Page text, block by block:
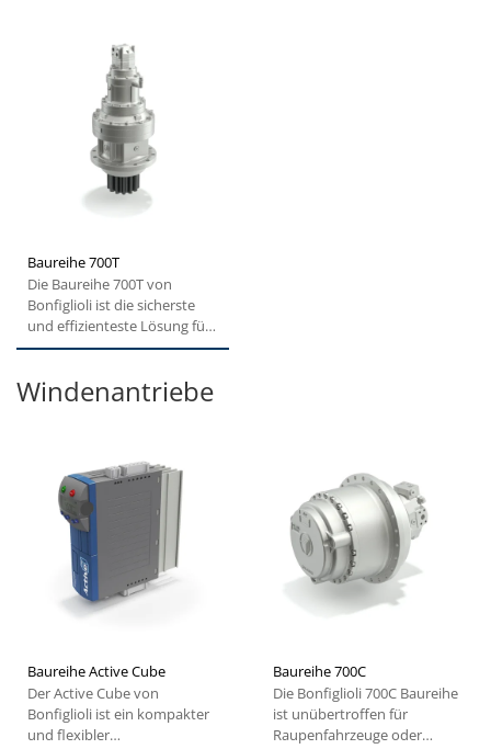
Baureihe 700T
Die Baureihe 700T von
Bonfiglioli ist die sicherste
und effizienteste Lösung für
Krane, Bagger und...
Windenantriebe
Baureihe Active Cube
Der Active Cube von
Bonfiglioli ist ein kompakter
und flexibler
Baureihe 700C
Die Bonfiglioli 700C Baureihe
ist unübertroffen für
Raupenfahrzeuge oder